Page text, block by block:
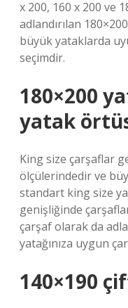
x 200, 160 x 200 ve
adlandırılan
büyük yataklarda
seçimdir.
180×200
yatak
King size çarşaflar
ölçülerindedir ve
standart king size
genişliğinde
çarşaf olarak da
yatağınıza uygun
140×190